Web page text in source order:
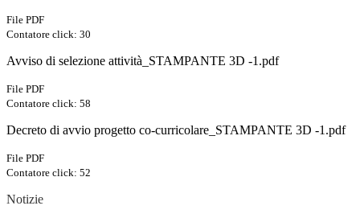
File PDF
Contatore click: 30
Avviso di selezione attività_STAMPANTE 3D -1.pdf
File PDF
Contatore click: 58
Decreto di avvio progetto co-curricolare_STAMPANTE 3D -1.pdf
File PDF
Contatore click: 52
Notizie